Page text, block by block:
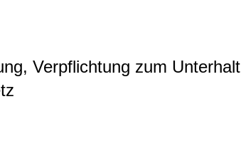
Verpflichtung zum Unterhalt